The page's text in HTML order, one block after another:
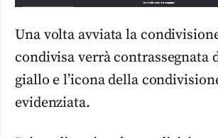
Una volta avviata la
condivisa verrà contrassegnata
giallo e l’icona della
evidenziata.